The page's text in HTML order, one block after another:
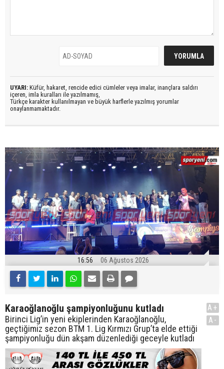
UYARI: Küfür, hakaret, rencide edici cümleler veya imalar, inançlara saldırı
içeren, imla kuralları ile yazılmamış,
Türkçe karakter kullanılmayan ve büyük harflerle yazılmış yorumlar
onaylanmamaktadır.
16:56 06 Ağustos 2026
Karaoğlanoğlu şampiyonluğunu kutladı
Birinci Lig’in yeni ekiplerinden Karaoğlanoğlu,
geçtiğimiz sezon BTM 1. Lig Kırmızı Grup’ta elde ettiği
şampiyonluğu dün akşam düzenlediği geceyle kutladı
A+
A-